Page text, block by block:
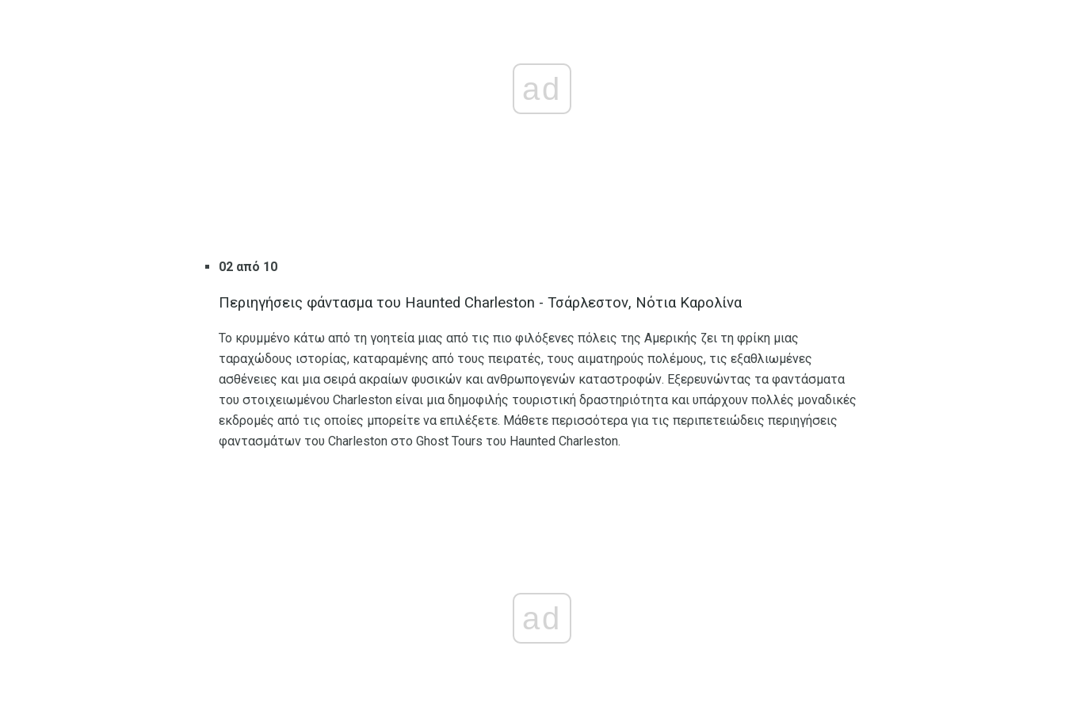
ad
02 από 10
Περιηγήσεις φάντασμα του Haunted Charleston - Τσάρλεστον, Νότια Καρολίνα
Το κρυμμένο κάτω από τη γοητεία μιας από τις πιο φιλόξενες πόλεις της Αμερικής ζει τη φρίκη μιας
ταραχώδους ιστορίας, καταραμένης από τους πειρατές, τους αιματηρούς πολέμους, τις εξαθλιωμένες
ασθένειες και μια σειρά ακραίων φυσικών και ανθρωπογενών καταστροφών. Εξερευνώντας τα φαντάσματα
του στοιχειωμένου Charleston είναι μια δημοφιλής τουριστική δραστηριότητα και υπάρχουν πολλές μοναδικές
εκδρομές από τις οποίες μπορείτε να επιλέξετε. Μάθετε περισσότερα για τις περιπετειώδεις περιηγήσεις
φαντασμάτων του Charleston στο Ghost Tours του Haunted Charleston.
ad